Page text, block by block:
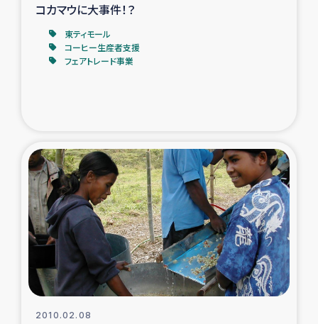
コカマウに大事件！？
東ティモール
コーヒー生産者支援
フェアトレード事業
2010.02.08